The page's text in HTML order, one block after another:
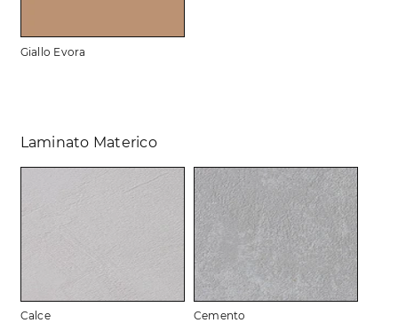
Giallo Evora
Laminato Materico
Calce Cemento